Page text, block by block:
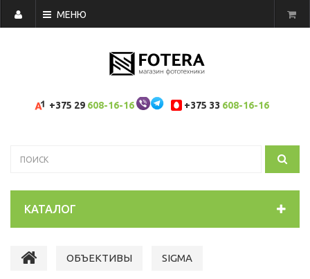
МЕНЮ
+375 29 608-16-16 +375 33 608-16-16
КАТАЛОГ
ОБЪЕКТИВЫ SIGMA